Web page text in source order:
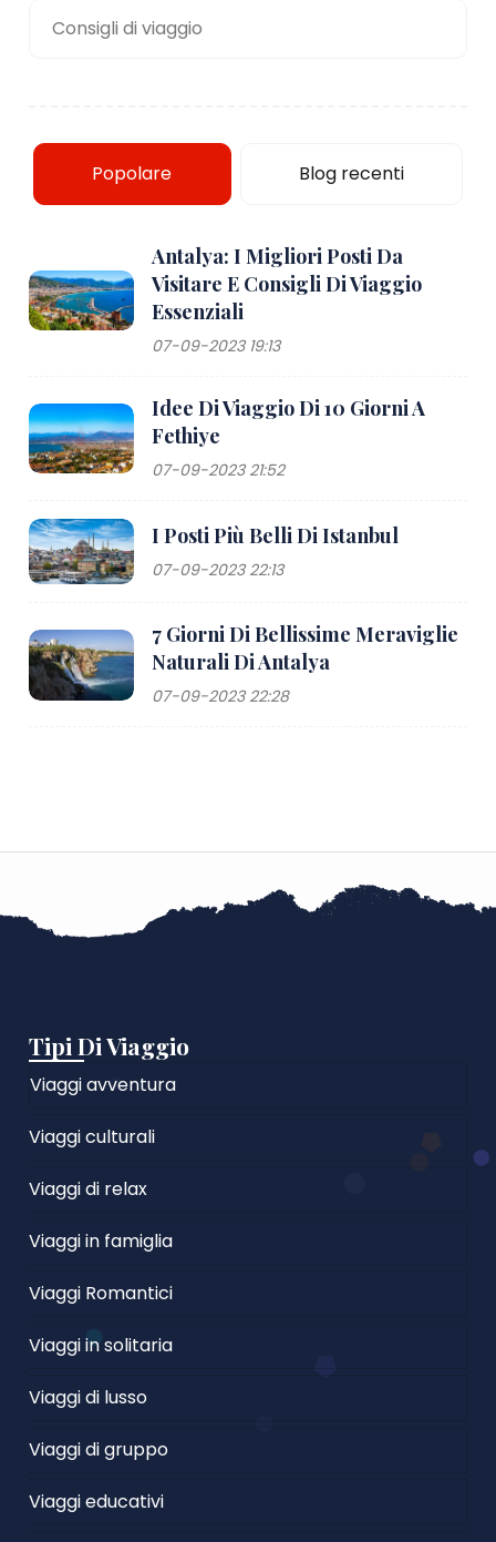
Consigli di viaggio
Popolare Blog recenti
Antalya: I Migliori Posti Da
Visitare E Consigli Di Viaggio
Essenziali
07-09-2023 19:13
Idee Di Viaggio Di 10 Giorni A
Fethiye
07-09-2023 21:52
I Posti Più Belli Di Istanbul
07-09-2023 22:13
7 Giorni Di Bellissime Meraviglie
Naturali Di Antalya
07-09-2023 22:28
Tipi Di Viaggio
Viaggi avventura
Viaggi culturali
Viaggi di relax
Viaggi in famiglia
Viaggi Romantici
Viaggi in solitaria
Viaggi di lusso
Viaggi di gruppo
Viaggi educativi